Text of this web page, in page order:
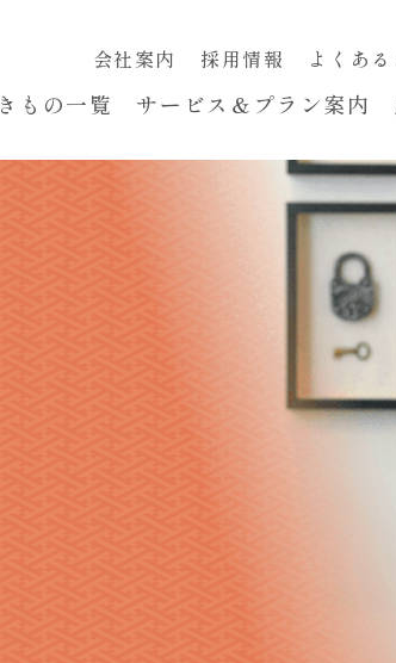
きもの一覧 サービス＆プラン案内
会社案内 採用情報 よくあ